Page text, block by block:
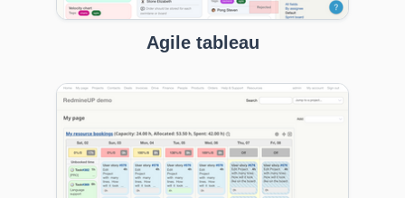
Agile tableau